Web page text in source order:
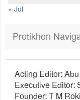
« Jul
Protikhon
Acting Editor:
Executive Editor:
Founder: T M